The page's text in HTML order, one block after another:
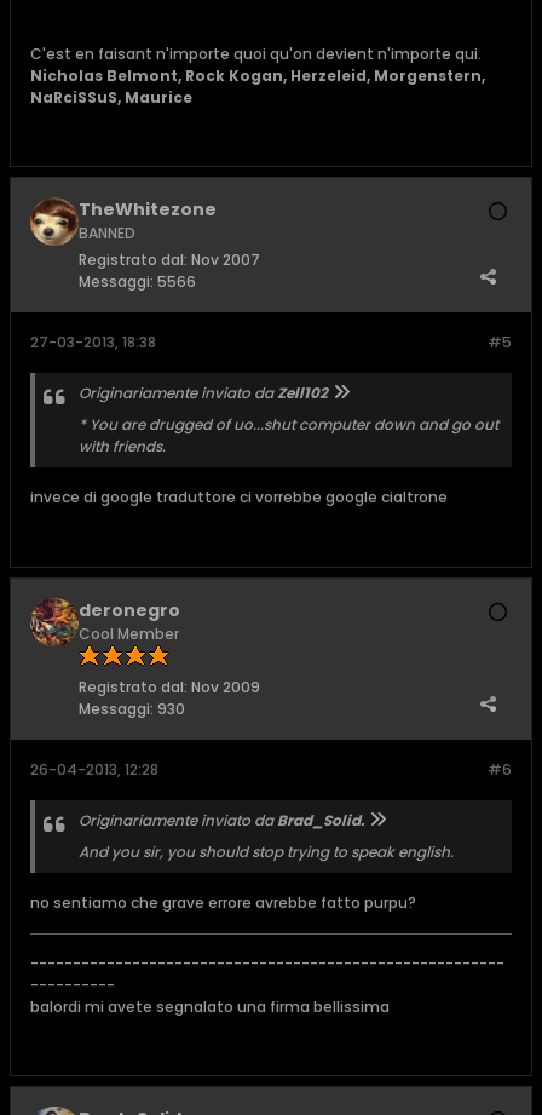
C'est en faisant n'importe quoi qu'on devient n'importe qui.
Nicholas Belmont, Rock Kogan, Herzeleid, Morgenstern,
NaRciSSuS, Maurice
TheWhitezone
BANNED
Registrato dal: Nov 2007
Messaggi: 5566
#5
27-03-2013, 18:38
Originariamente inviato daZell102
* You are drugged of uo...shut computer down and go out
with friends.
invece di google traduttore ci vorrebbe google cialtrone
deronegro
Cool Member
Registrato dal: Nov 2009
Messaggi: 930
#6
26-04-2013, 12:28
Originariamente inviato daBrad_Solid.
And you sir, you should stop trying to speak english.
no sentiamo che grave errore avrebbe fatto purpu?
--------------------------------------------------------
----------
balordi mi avete segnalato una firma bellissima